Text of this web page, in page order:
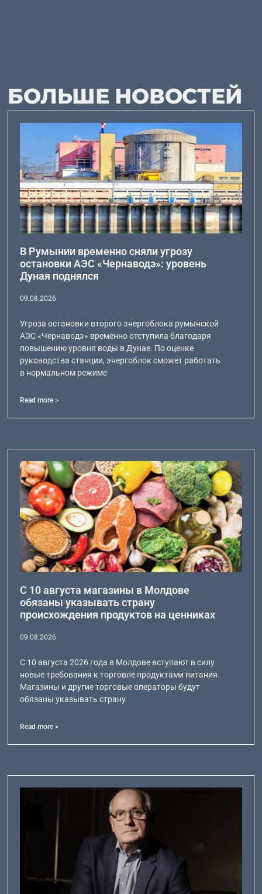
БОЛЬШЕ НОВОСТЕЙ
В Румынии временно сняли угрозу
остановки АЭС «Чернаводэ»: уровень
Дуная поднялся
09.08.2026
Угроза остановки второго энергоблока румынской
АЭС «Чернаводэ» временно отступила благодаря
повышению уровня воды в Дунае. По оценке
руководства станции, энергоблок сможет работать
в нормальном режиме
Read more >
С 10 августа магазины в Молдове
обязаны указывать страну
происхождения продуктов на ценниках
09.08.2026
С 10 августа 2026 года в Молдове вступают в силу
новые требования к торговле продуктами питания.
Магазины и другие торговые операторы будут
обязаны указывать страну
Read more >